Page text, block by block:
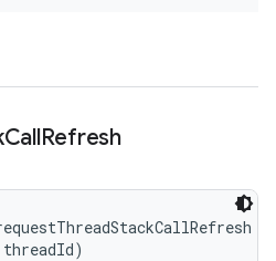
CallRefresh
(